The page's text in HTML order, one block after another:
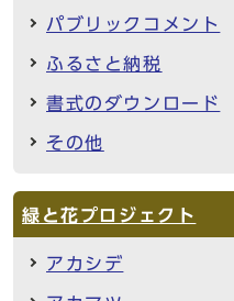
パブリックコメント
ふるさと納税
書式のダウンロード
その他
緑と花プロジェクト
アカシデ